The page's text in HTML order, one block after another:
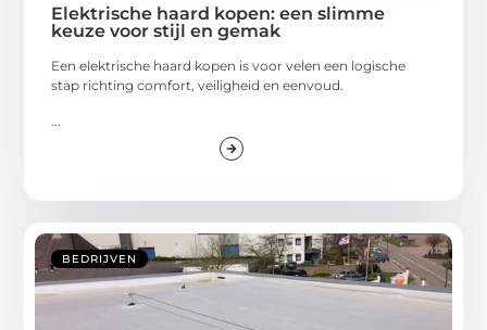
Elektrische haard kopen: een slimme
keuze voor stijl en gemak
Een elektrische haard kopen is voor velen een logische
stap richting comfort, veiligheid en eenvoud.
BEDRIJVEN